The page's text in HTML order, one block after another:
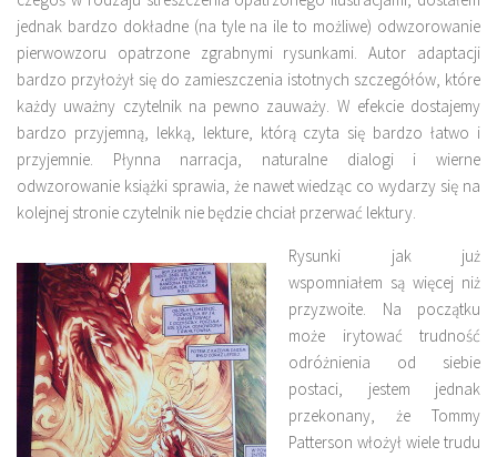
jednak bardzo dokładne (na tyle na ile to możliwe) odwzorowanie
pierwowzoru opatrzone zgrabnymi rysunkami. Autor adaptacji
bardzo przyłożył się do zamieszczenia istotnych szczegółów, które
każdy uważny czytelnik na pewno zauważy. W efekcie dostajemy
bardzo przyjemną, lekką, lekture, którą czyta się bardzo łatwo i
przyjemnie. Płynna narracja, naturalne dialogi i wierne
odwzorowanie książki sprawia, że nawet wiedząc co wydarzy się na
kolejnej stronie czytelnik nie będzie chciał przerwać lektury.
Rysunki jak już
wspomniałem są więcej niż
przyzwoite. Na początku
może irytować trudność
odróżnienia od siebie
postaci, jestem jednak
przekonany, że Tommy
Patterson włożył wiele trudu